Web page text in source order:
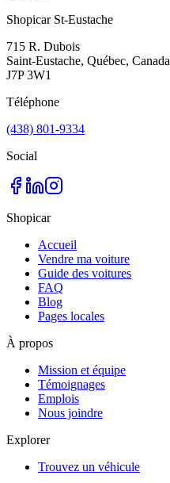
Shopicar St-Eustache
715 R. Dubois
Saint-Eustache, Québec, Canada
J7P 3W1
Téléphone
(438) 801-9334
Social
Shopicar
Accueil
Vendre ma voiture
Guide des voitures
FAQ
Blog
Pages locales
À propos
Mission et équipe
Témoignages
Emplois
Nous joindre
Explorer
Trouvez un véhicule